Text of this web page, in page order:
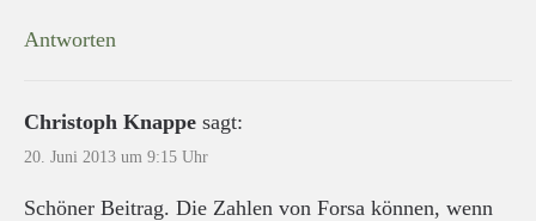
Antworten
Christoph Knappe sagt:
20. Juni 2013 um 9:15 Uhr
Schöner Beitrag. Die Zahlen von Forsa können, wenn